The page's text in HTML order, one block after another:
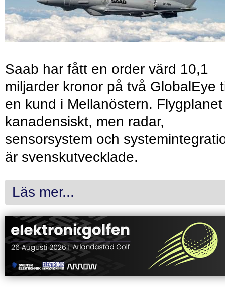
Saab har fått en order värd 10,1
miljarder kronor på två GlobalEye
en kund i Mellanöstern.
kanadensiskt, men radar,
sensorsystem och
är svenskutvecklade.
Läs mer...